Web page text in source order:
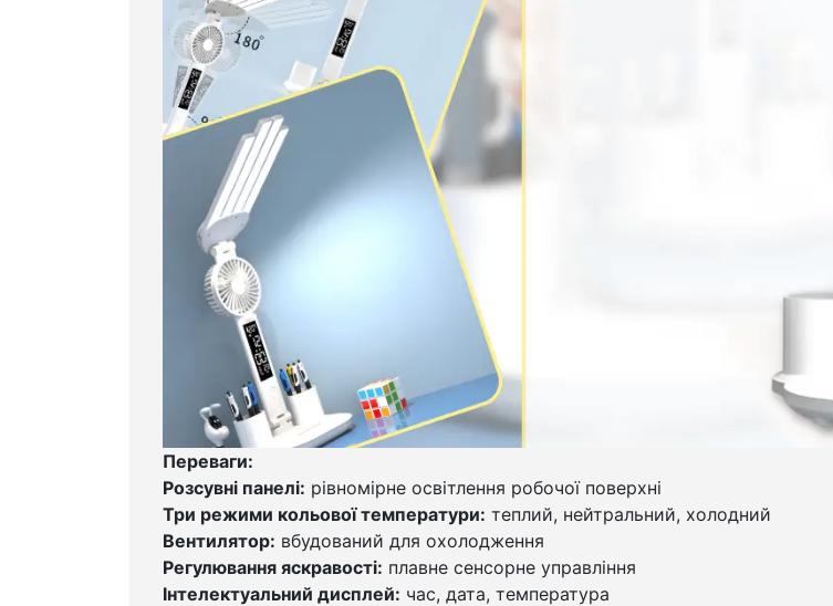
Переваги:
Розсувні панелі: рівномірне освітлення робочої поверхні
Три режими кольової температури: теплий, нейтральний, холодний
Вентилятор: вбудований для охолодження
Регулювання яскравості: плавне сенсорне управління
Інтелектуальний дисплей: час, дата, температура